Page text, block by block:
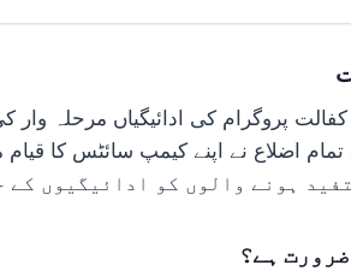
ہونے والوں کو ادائیگیوں
ہے؟